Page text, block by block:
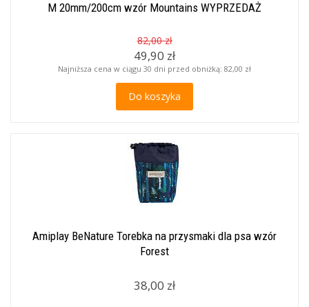
M 20mm/200cm wzór Mountains WYPRZEDAŻ
82,00 zł
49,90 zł
Najniższa cena w ciągu 30 dni przed obniżką: 82,00 zł
Do koszyka
Amiplay BeNature Torebka na przysmaki dla psa wzór
Forest
38,00 zł